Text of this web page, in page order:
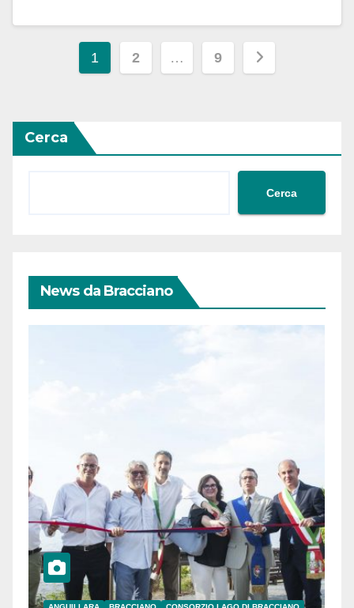
Paginazione
articoli
1 2 … 9
Cerca
Cerca
News da Bracciano